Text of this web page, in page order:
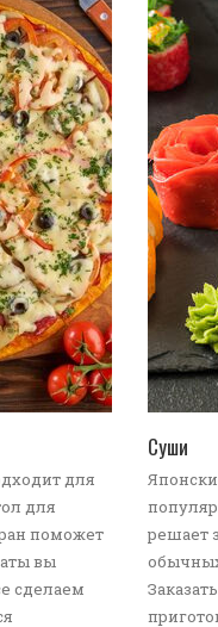
для
для
поможет
вы
сделаем
Суши
решает